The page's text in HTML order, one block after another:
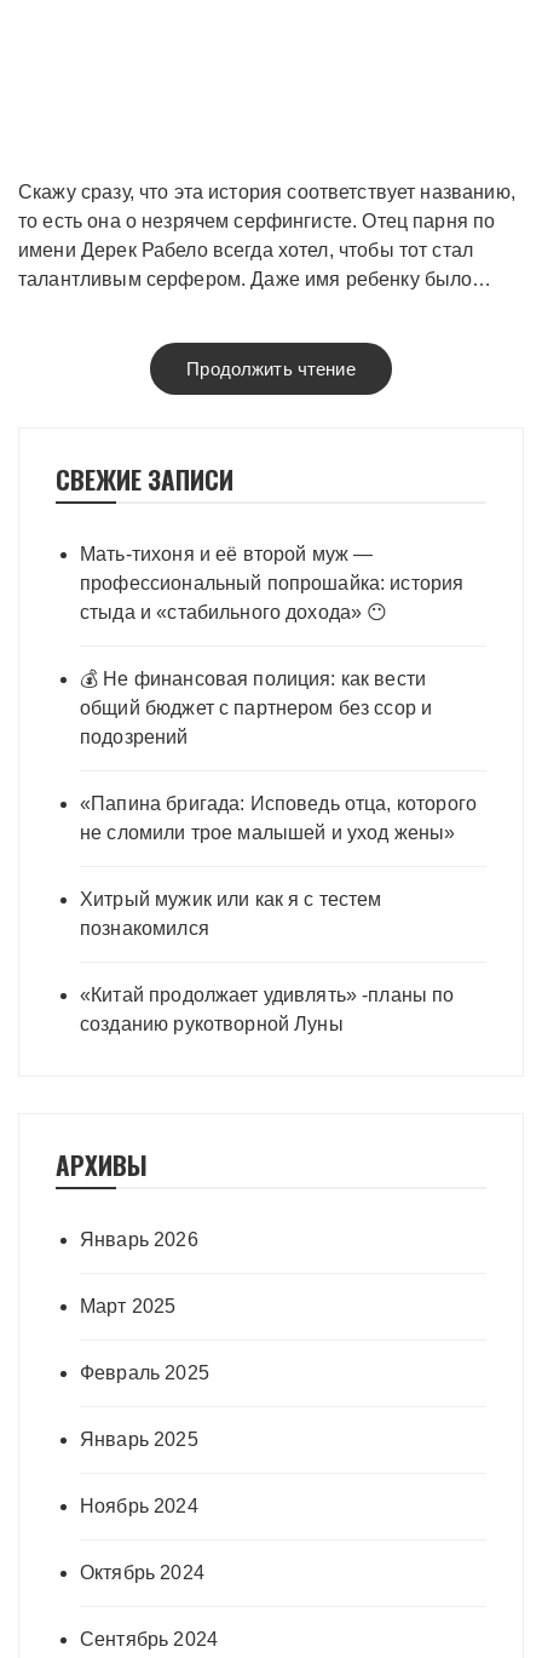
Скажу сразу, что эта история соответствует названию,
то есть она о незрячем серфингисте. Отец парня по
имени Дерек Рабело всегда хотел, чтобы тот стал
талантливым серфером. Даже имя ребенку было…
Продолжить чтение
СВЕЖИЕ ЗАПИСИ
Мать-тихоня и её второй муж —
профессиональный попрошайка: история
стыда и «стабильного дохода» 😶
💰 Не финансовая полиция: как вести
общий бюджет с партнером без ссор и
подозрений
«Папина бригада: Исповедь отца, которого
не сломили трое малышей и уход жены»
Хитрый мужик или как я с тестем
познакомился
«Китай продолжает удивлять» -планы по
созданию рукотворной Луны
АРХИВЫ
Январь 2026
Март 2025
Февраль 2025
Январь 2025
Ноябрь 2024
Октябрь 2024
Сентябрь 2024